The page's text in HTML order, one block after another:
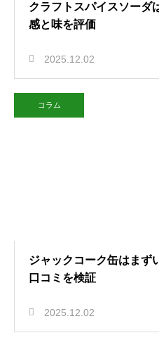
クラフトスパイスソーダ
感と味を評価
2025.12.02
コラム
ジャックコーク缶はまず
口コミを検証
2025.12.02